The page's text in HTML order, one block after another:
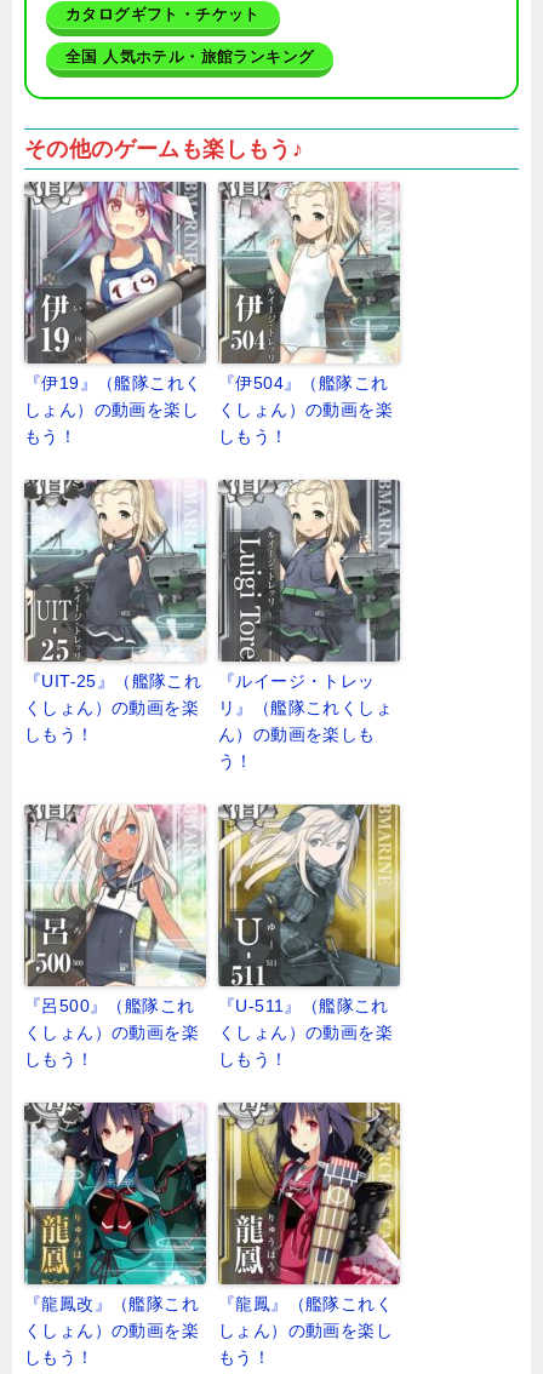
カタログギフト・チケット
全国 人気ホテル・旅館ランキング
その他のゲームも楽しもう♪
『伊19』（艦隊これく
しょん）の動画を楽し
もう！
『伊504』（艦隊これ
くしょん）の動画を楽
しもう！
『UIT-25』（艦隊これ
くしょん）の動画を楽
しもう！
『ルイージ・トレッ
リ』（艦隊これくしょ
ん）の動画を楽しも
う！
『呂500』（艦隊これ
くしょん）の動画を楽
しもう！
『U-511』（艦隊これ
くしょん）の動画を楽
しもう！
『龍鳳改』（艦隊これ
くしょん）の動画を楽
しもう！
『龍鳳』（艦隊これく
しょん）の動画を楽し
もう！